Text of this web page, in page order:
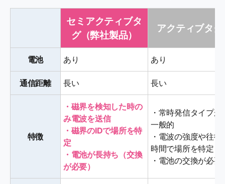
セミアクティブタ
グ（弊社製品）
アクティブタグ
電池 あり あり
通信距離 長い 長い
特徴
・磁界を検知した時の
み電波を送信
・磁界のIDで場所を特
定
・電池が長持ち（交換
が必要）
・常時発信タイプが
一般的
・電波の強度や往復
時間で場所を特定
・電池の交換が必要